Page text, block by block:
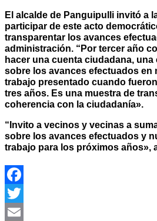
El alcalde de Panguipulli invitó a
participar de este acto
transparentar los avances
administración. “Por tercer año
hacer una cuenta ciudadana,
sobre los avances efectuados en
trabajo presentado cuando
tres años. Es una muestra de
coherencia con la ciudadanía».
“Invito a vecinos y vecinas a
sobre los avances efectuados y
trabajo para los próximos años»,
Facebook
Twitter